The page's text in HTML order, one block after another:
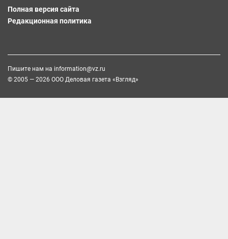
Полная версия сайта
Редакционная политика
Пишите нам на information@vz.ru
© 2005 — 2026 ООО Деловая газета «Взгляд»